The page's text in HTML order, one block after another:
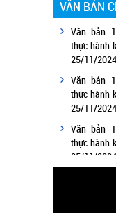
VĂN BẢN
Văn bản
thực hành
25/11/2024
Văn bản
thực hành
25/11/2024
Văn bản
thực hành
25/11/2024